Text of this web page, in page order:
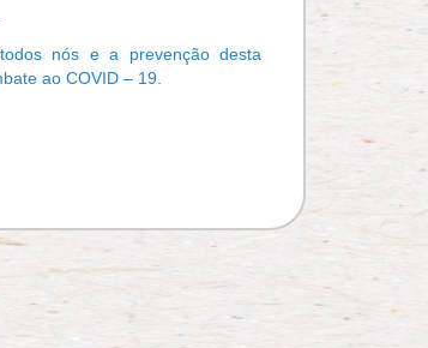
nós e a prevenção desta
ao COVID – 19.